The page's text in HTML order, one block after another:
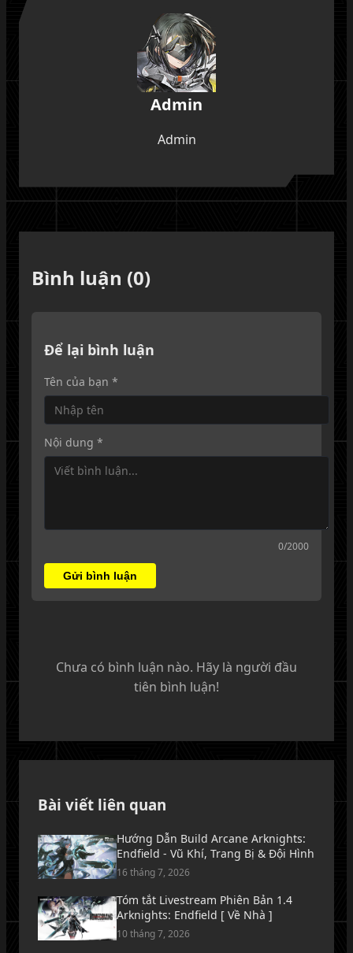
Admin
Admin
Bài viết liên quan
Hướng Dẫn Build Arcane Arknights:
Endfield - Vũ Khí, Trang Bị & Đội Hình
16 tháng 7, 2026
Tóm tắt Livestream Phiên Bản 1.4
Arknights: Endfield [ Về Nhà ]
10 tháng 7, 2026
Bình luận (0)
Để lại bình luận
Tên của bạn *
Nội dung *
0/2000
Gửi bình luận
Chưa có bình luận nào. Hãy là người đầu
tiên bình luận!